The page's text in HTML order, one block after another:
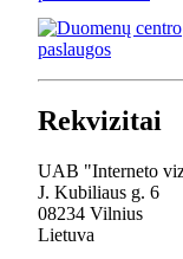
Rekvizitai
UAB "Interneto
J. Kubiliaus g. 6
08234 Vilnius
Lietuva